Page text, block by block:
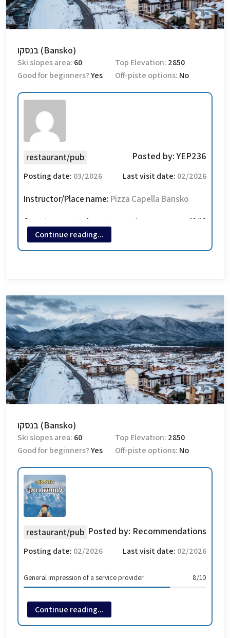
בנסקו (Bansko)
Ski slopes area: 60 Top Elevation: 2850
Good for beginners?Yes Off-piste options: No
restaurant/pub Posted by:YEP236
Last visit date: 02/2026
Posting date: 03/2026
Instructor/Place name: Pizza Capella Bansko
General impression of a service provider 10/10
מסעדה מצוינת שלא מנסה לדבר עברית עם כל מי שעובר לידה
המלצר היה נחמד מאוד וגם האוכל טעים היה זול ויש מגוון גדול
Continue reading...
בנסקו (Bansko)
Ski slopes area: 60 Top Elevation: 2850
Good for beginners?Yes Off-piste options: No
restaurant/pub Posted by: Recommendations
Last visit date: 02/2026
Posting date: 02/2026
General impression of a service provider 8/10
חלק מפוסט הסיכום של Micky Barzilay בקבוצת הפייסבוק שלו
"בנסקו סקי & סנובורד לגולשים" החלק עוסק בנושא המסעדות: ❄️
Continue reading...